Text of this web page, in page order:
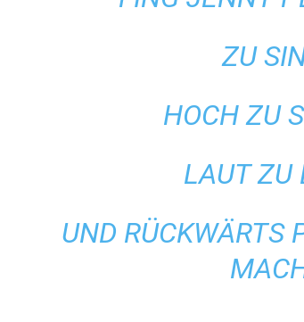
ZU
HOCH ZU
LAUT ZU
UND RÜCKWÄRTS